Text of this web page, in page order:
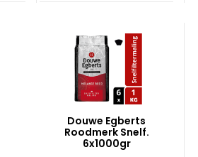
Douwe Egberts
Roodmerk Snelf.
6x1000gr